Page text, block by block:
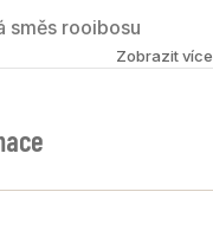
směs rooibosu
Základ tvoří
charakter.
Zobrazit více